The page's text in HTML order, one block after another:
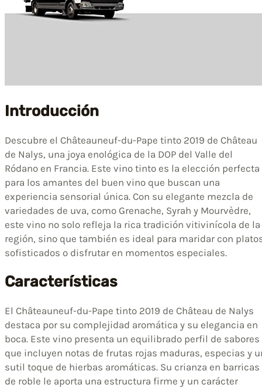
Introducción
Descubre el Châteauneuf-du-Pape tinto 2019 de Château
de Nalys, una joya enológica de la DOP del Valle del
Ródano en Francia. Este vino tinto es la elección perfecta
para los amantes del buen vino que buscan una
experiencia sensorial única. Con su elegante mezcla de
variedades de uva, como Grenache, Syrah y Mourvèdre,
este vino no solo refleja la rica tradición vitivinícola de la
región, sino que también es ideal para maridar con
sofisticados o disfrutar en momentos especiales.
Características
El Châteauneuf-du-Pape tinto 2019 de Château de Nalys
destaca por su complejidad aromática y su elegancia en
boca. Este vino presenta un equilibrado perfil de sabores
que incluyen notas de frutas rojas maduras, especias y
sutil toque de hierbas aromáticas. Su crianza en barricas
de roble le aporta una estructura firme y un carácter